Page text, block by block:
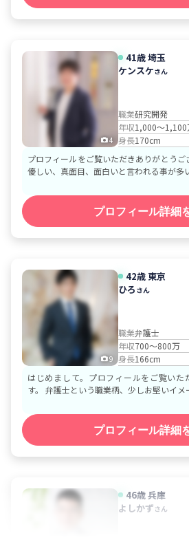
4
41歳埼玉
ケンスケさん
職業研究開発
年収1,000～1,100
身長170cm
プロフィールをご覧いただきありがとうご
優しい、真面目、面白いと言われる事が多
プロフィール詳細
9
42歳 東京
ひろ さん
職業弁護士
年収700～800万
身長166cm
はじめまして。プロフィールをご覧いた
す。 弁護士という職業柄、少しお堅いイ
プロフィール詳細
46歳兵庫
よしかず さん